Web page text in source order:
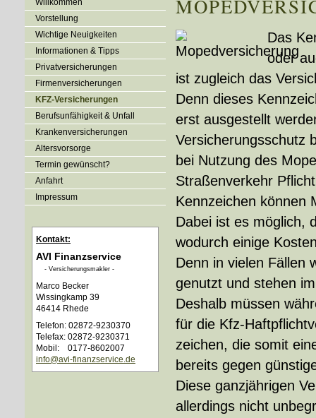
Willkommen
Vorstellung
Wichtige Neuigkeiten
Informationen & Tipps
Privatversicherungen
Firmenversicherungen
KFZ-Versicherungen
Berufsunfähigkeit & Unfall
Kranken­ver­si­che­rungen
Alters­vorsorge
Termin gewünscht?
Anfahrt
Impressum
Kontakt:
AVI Finanzservice
- Ver­sicherungs­makler -
Marco Becker
Wissingkamp 39
46414 Rhede
Telefon: 02872-9230370
Telefax: 02872-9230371
Mobil: 0177-8602007
info@avi-finanzservice.de
Das
oder
ist zugleich das
Denn dieses
erst ausgestellt
Versicherungsschutz
bei Nutzung des
Straßenverkehr
Kenn­zeichen können
Dabei ist es möglich,
wodurch einige
Denn in vielen Fällen
genutzt und stehen
Deshalb müssen
für die Kfz-
zeichen, die somit
bereits gegen
Diese ganzjährigen
allerdings nicht